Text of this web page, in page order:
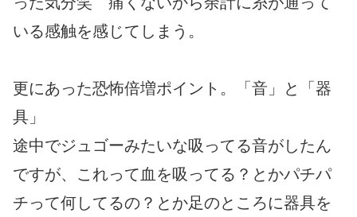
いる感触を感じてしまう。
更にあった恐怖倍増ポイント。「音」と「器
具」
途中でジュゴーみたいな吸ってる音がしたん
ですが、これって血を吸ってる？とかパチパ
チって何してるの？とか足のところに器具を